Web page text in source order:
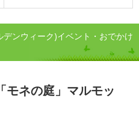
ンウィーク)イベント・おでかけ
モネの庭」マルモッ